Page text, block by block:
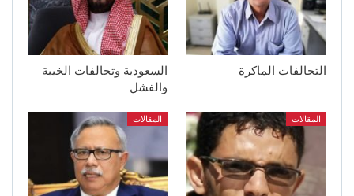
التحالفات الماكرة
السعودية وتحالفات الخيبة
والفشل
المقالات المقالات